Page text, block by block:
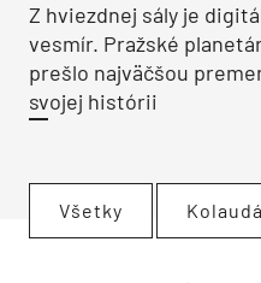
Z hviezdnej sály je
vesmír. Pražské
prešlo najväčšou
svojej histórii
Všetky